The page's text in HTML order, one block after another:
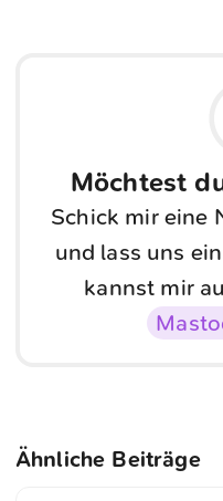
Möchtest
Schick mir eine
und lass uns
kannst mir
Ähnliche Beiträge